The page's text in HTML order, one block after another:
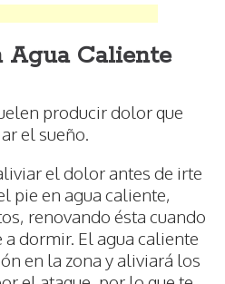
Agua Caliente
producir dolor que
el sueño.
el dolor antes de irte
pie en agua caliente,
renovando ésta cuando
a dormir. El agua caliente
en la zona y aliviará los